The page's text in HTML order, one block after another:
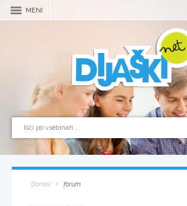
MENI
Domov forum